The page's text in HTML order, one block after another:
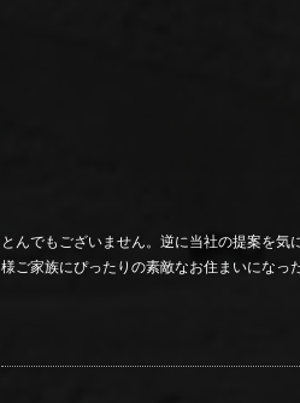
とんでもございません。逆に当社の提案を気
様ご家族にぴったりの素敵なお住まいになっ